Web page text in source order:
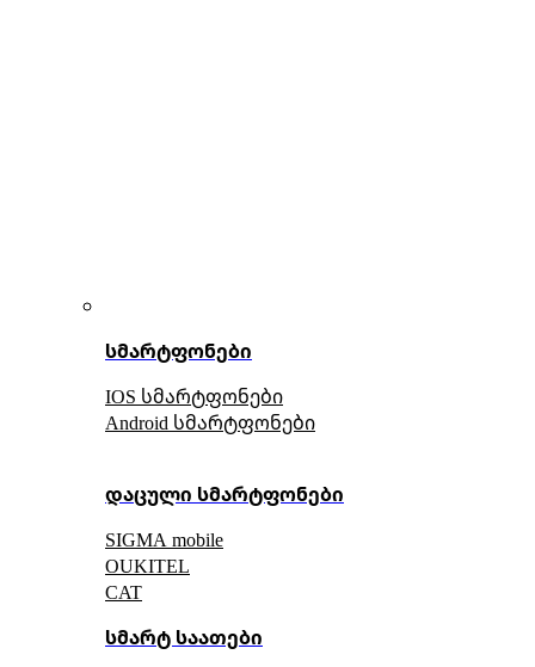
სმარტფონები
IOS სმარტფონები
Android სმარტფონები
დაცული სმარტფონები
SIGMA mobile
OUKITEL
CAT
სმარტ საათები